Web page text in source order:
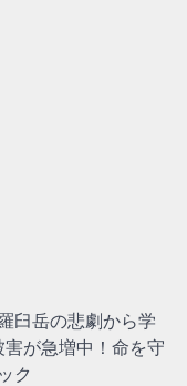
臼岳の悲劇から学
が急増中！命を守
ク